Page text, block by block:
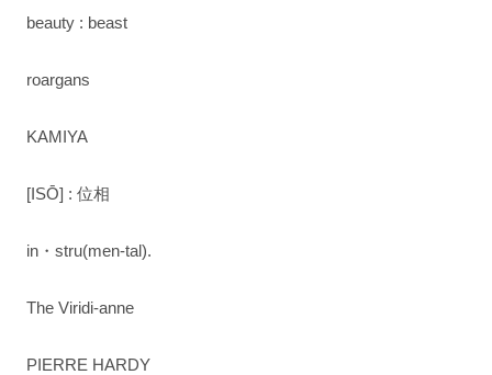
beauty : beast
roargans
KAMIYA
[ISŌ] : 位相
in・stru(men-tal).
The Viridi-anne
PIERRE HARDY